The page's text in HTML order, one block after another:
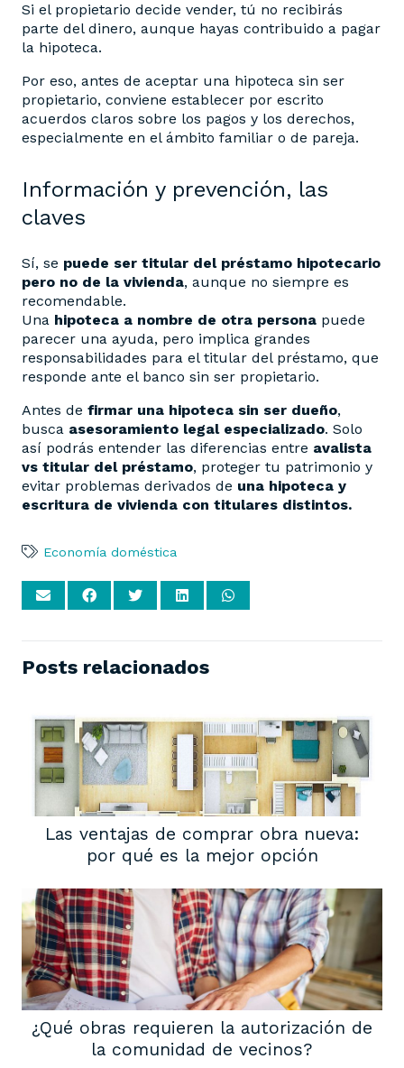
Si el propietario decide vender, tú no recibirás
parte del dinero, aunque hayas contribuido a pagar
la hipoteca.
Por eso, antes de aceptar una hipoteca sin ser
propietario, conviene establecer por escrito
acuerdos claros sobre los pagos y los derechos,
especialmente en el ámbito familiar o de pareja.
Información y prevención, las
claves
Sí, se puede ser titular del préstamo hipotecario
pero no de la vivienda, aunque no siempre es
recomendable.
Una hipoteca a nombre de otra persona puede
parecer una ayuda, pero implica grandes
responsabilidades para el titular del préstamo, que
responde ante el banco sin ser propietario.
Antes de firmar una hipoteca sin ser dueño,
busca asesoramiento legal especializado. Solo
así podrás entender las diferencias entre avalista
vs titular del préstamo, proteger tu patrimonio y
evitar problemas derivados de una hipoteca y
escritura de vivienda con titulares distintos.
Economía doméstica
Posts relacionados
Las ventajas de comprar obra nueva:
por qué es la mejor opción
¿Qué obras requieren la autorización de
la comunidad de vecinos?